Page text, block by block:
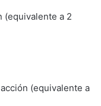
(equivalente a 2
(equivalente a